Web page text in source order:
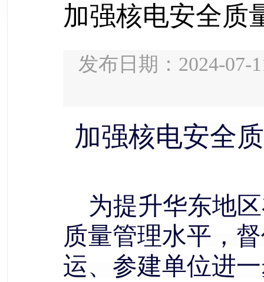
加强核电安全质
发布日期：2024-07-
加强核电安全
为提升华东地
质量管理水平，
运、参建单位进